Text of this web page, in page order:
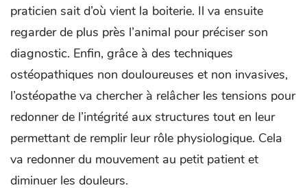
praticien sait d’où vient la boiterie. Il va ensuite
regarder de plus près l’animal pour préciser son
diagnostic. Enfin, grâce à des techniques
ostéopathiques non douloureuses et non invasives,
l’ostéopathe va chercher à relâcher les tensions pour
redonner de l’intégrité aux structures tout en leur
permettant de remplir leur rôle physiologique. Cela
va redonner du mouvement au petit patient et
diminuer les douleurs.